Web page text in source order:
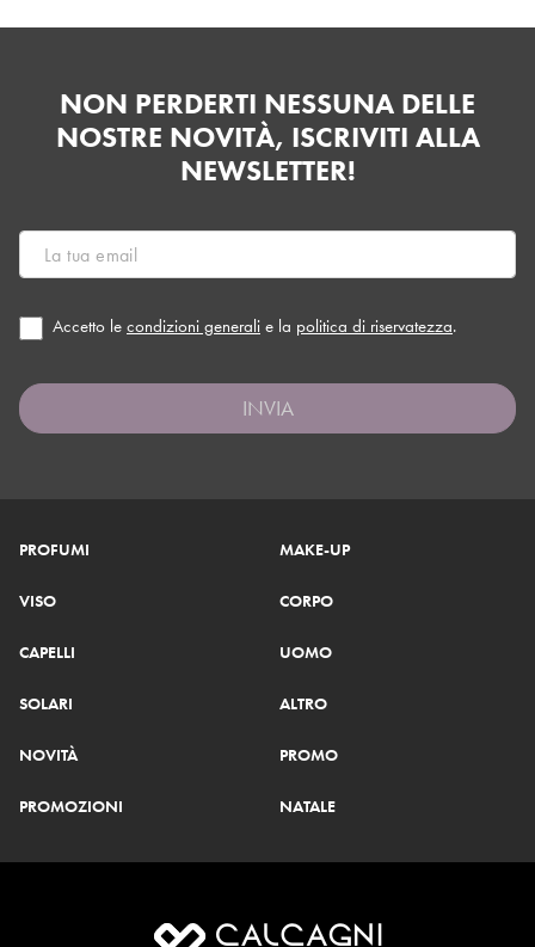
NON PERDERTI NESSUNA DELLE
NOSTRE NOVITÀ, ISCRIVITI ALLA
NEWSLETTER!
Accetto le condizioni generali e la politica di riservatezza.
INVIA
PROFUMI MAKE-UP
VISO CORPO
CAPELLI UOMO
SOLARI ALTRO
NOVITÀ PROMO
PROMOZIONI NATALE